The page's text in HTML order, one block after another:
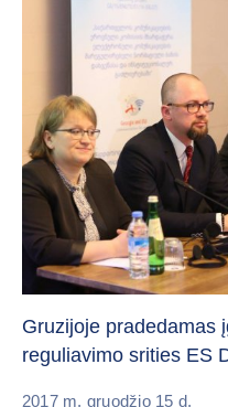
Gruzijoje pradedamas
reguliavimo srities ES
2017 m. gruodžio 15 d.